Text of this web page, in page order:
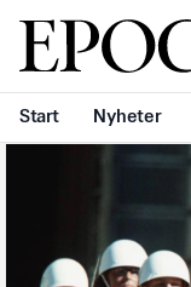
Svenska
Start Nyheter